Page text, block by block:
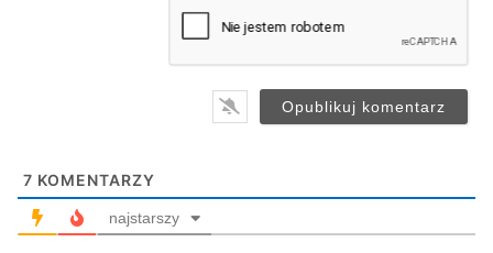
7 KOMENTARZY
najstarszy